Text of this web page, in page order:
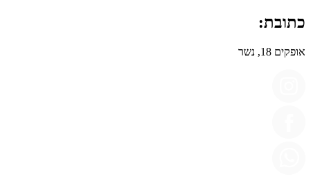
כתובת:
אופקים 18, נשר